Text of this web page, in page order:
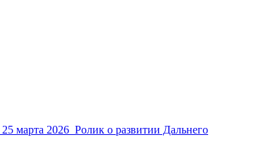
25 марта 2026 Ролик о развитии Дальнего